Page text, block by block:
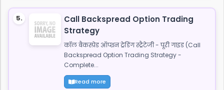
5.
Call Backspread Option Trading
Strategy
कॉल बैकस्प्रेड ऑप्शन ट्रेडिंग स्ट्रैटेजी - पूरी गाइड (Call
Backspread Option Trading Strategy -
Complete...
Read more